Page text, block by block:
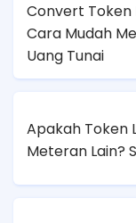
Convert Token
Cara Mudah
Uang Tunai
Apakah Token
Meteran Lain?